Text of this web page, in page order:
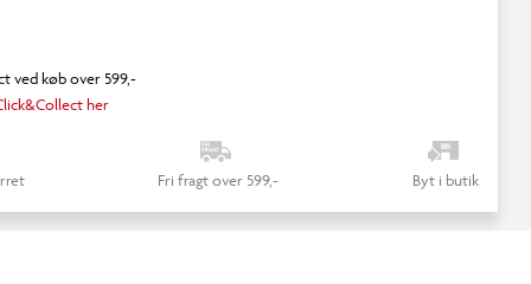
ved køb over 599,-
her
Fri fragt over 599,- Byt i butik